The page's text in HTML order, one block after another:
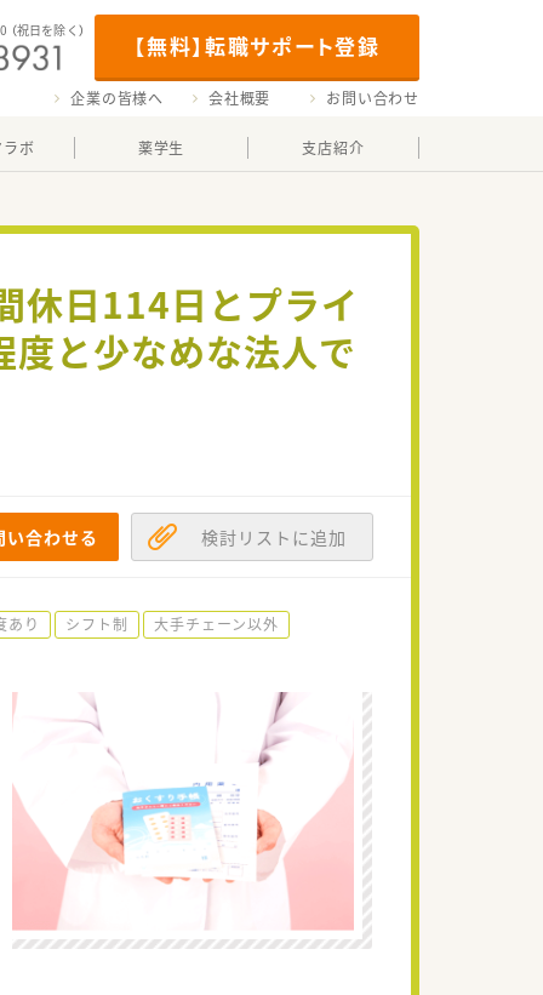
【無料】転職サポート登録
（祝日を除く）
企業の皆様へ 会社概要 お問い合わせ
ボ 薬学生 支店紹介
休日114日とプライ
と少なめな法人で
い合わせる 検討リストに追加
あり シフト制
大手チェーン以外